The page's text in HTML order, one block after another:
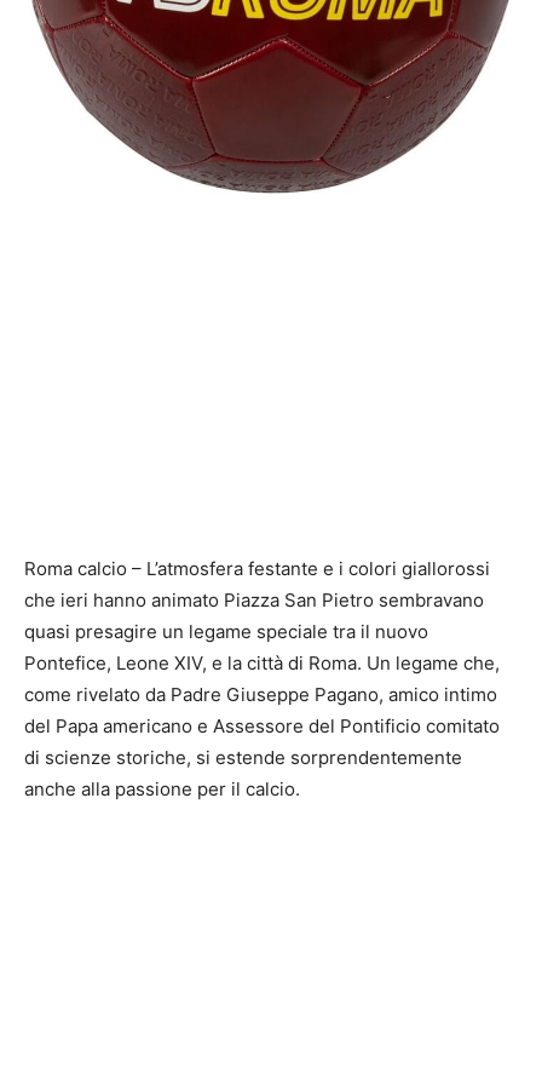
Roma calcio – L’atmosfera festante e i colori giallorossi
che ieri hanno animato Piazza San Pietro sembravano
quasi presagire un legame speciale tra il nuovo
Pontefice, Leone XIV, e la città di Roma. Un legame che,
come rivelato da Padre Giuseppe Pagano, amico intimo
del Papa americano e Assessore del Pontificio comitato
di scienze storiche, si estende sorprendentemente
anche alla passione per il calcio.